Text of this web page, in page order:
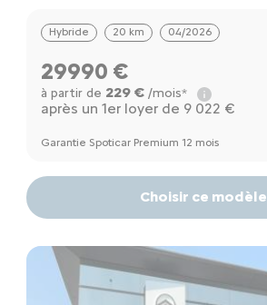
Hybride 20 km 04/2026
29990 €
à partir de 229 €/mois*
après un 1er loyer de 9 022 €
Garantie Spoticar Premium 12 mois
Choisir ce modèle